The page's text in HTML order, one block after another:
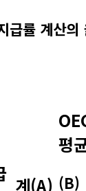
급률 계산의
평
(B)
계(A)